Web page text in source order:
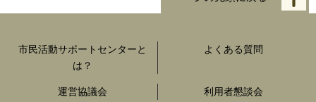
市民活動サポートセンターと
は？
よくある質問
運営協議会 利用者懇談会